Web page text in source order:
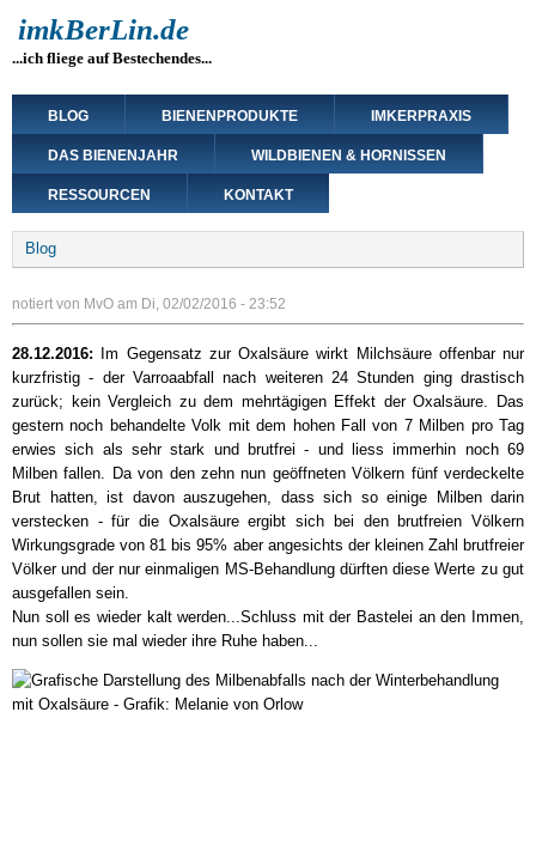
zum
Inhalt
imkBerLin.de
...ich fliege auf Bestechendes...
Main
navigation
BLOG BIENENPRODUKTE IMKERPRAXIS
DAS BIENENJAHR WILDBIENEN & HORNISSEN
RESSOURCEN KONTAKT
Breadcrumb
Blog
notiert von MvO am Di, 02/02/2016 - 23:52
28.12.2016: Im Gegensatz zur Oxalsäure wirkt Milchsäure offenbar nur
kurzfristig - der Varroaabfall nach weiteren 24 Stunden ging drastisch
zurück; kein Vergleich zu dem mehrtägigen Effekt der Oxalsäure. Das
gestern noch behandelte Volk mit dem hohen Fall von 7 Milben pro Tag
erwies sich als sehr stark und brutfrei - und liess immerhin noch 69
Milben fallen. Da von den zehn nun geöffneten Völkern fünf verdeckelte
Brut hatten, ist davon auszugehen, dass sich so einige Milben darin
verstecken - für die Oxalsäure ergibt sich bei den brutfreien Völkern
Wirkungsgrade von 81 bis 95% aber angesichts der kleinen Zahl brutfreier
Völker und der nur einmaligen MS-Behandlung dürften diese Werte zu gut
ausgefallen sein.
Nun soll es wieder kalt werden...Schluss mit der Bastelei an den Immen,
nun sollen sie mal wieder ihre Ruhe haben...